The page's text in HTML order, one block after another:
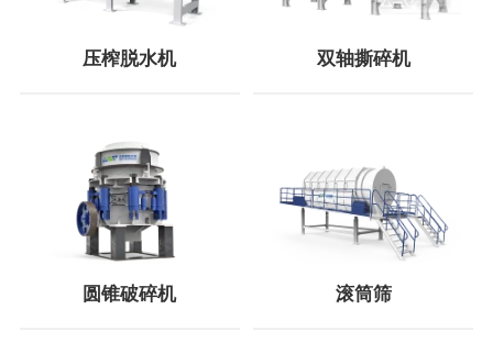
压榨脱水机 双轴撕碎机
圆锥破碎机 滚筒筛